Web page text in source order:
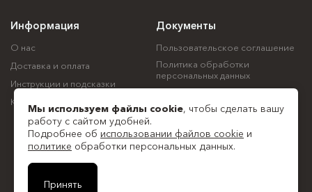
Информация
О нас
Доставка и оплата
Инструкции и подсказки
Контакты
Документы
Пользовательское соглашение
Политика обработки
персональных данных
Политика использования
файлов cookie
персональных данных
Все документы
Мы используем файлы cookie, чтобы сделать вашу
работу с сайтом удобней.
Подробнее об использовании файлов cookie и
политике обработки персональных данных.
Принять